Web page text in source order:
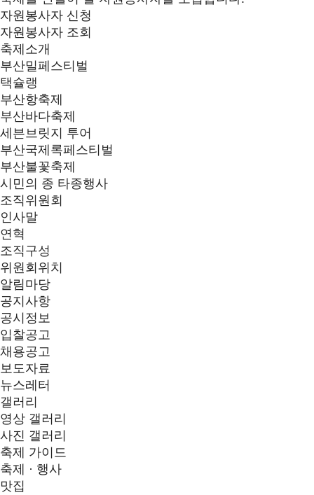
자원봉사자 신청
자원봉사자 조회
축제소개
부산밀페스티벌
택슐랭
부산항축제
부산바다축제
세븐브릿지 투어
부산국제록페스티벌
부산불꽃축제
시민의 종 타종행사
조직위원회
인사말
연혁
조직구성
위원회위치
알림마당
공지사항
공시정보
입찰공고
채용공고
보도자료
뉴스레터
갤러리
영상 갤러리
사진 갤러리
축제 가이드
축제 · 행사
맛집